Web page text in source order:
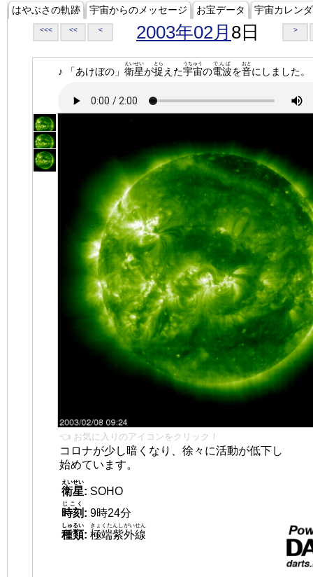
はやぶさの軌跡 宇宙からのメッセージ お宝データ 宇宙カレン
<<< << < 2003年02月 8日 >
♪ 「あけぼの」 衛星
えいせい
が捉
とら
えた宇宙
うちゅう
の電波
でんぱ
を音
おと
にしました。
👈 お気に入りのアイコンをクリック！
コロナが少し暗くなり、徐々に活動が低下し
始めています。
衛星
えいせい
: SOHO
時刻
じこく
: 9時24分
種類
しゅるい
: 極端紫外線
きょくたんしがいせん